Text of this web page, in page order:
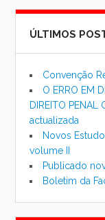
ÚLTIMOS
Convenção
O ERRO EM
DIREITO
actualizada
Novos
volume II
Publicado
Boletim da